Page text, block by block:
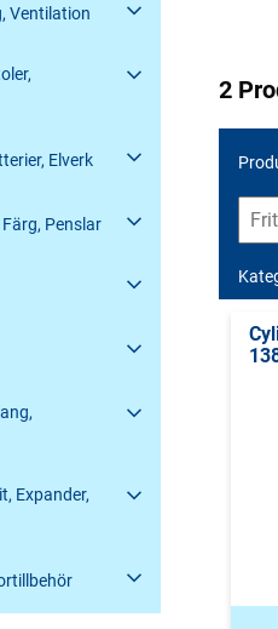
Ventilation
Elverk
Färg, Penslar
Expander,
2